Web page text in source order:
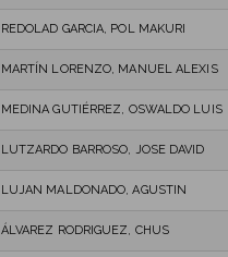
REDOLAD GARCIA, POL MAKURI
MARTÍN LORENZO, MANUEL ALEXIS
MEDINA GUTIÉRREZ, OSWALDO LUIS
LUTZARDO BARROSO, JOSE DAVID
LUJAN MALDONADO, AGUSTIN
ÁLVAREZ RODRIGUEZ, CHUS